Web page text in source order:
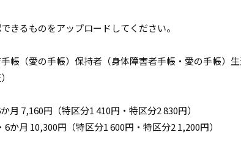
きるものをアップロードしてください。
帳（愛の手帳）保持者（身体障害者手帳・愛の手帳
7,160円（特区分1 410円・特区分2 830円）
月 10,300円（特区分1 600円・特区分2 1,200円）